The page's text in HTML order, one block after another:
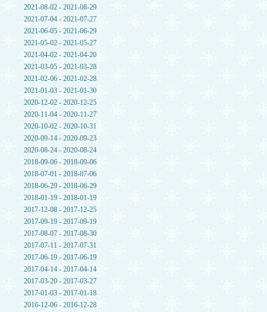
2021-08-02 - 2021-08-29
2021-07-04 - 2021-07-27
2021-06-05 - 2021-06-29
2021-05-02 - 2021-05-27
2021-04-02 - 2021-04-20
2021-03-05 - 2021-03-28
2021-02-06 - 2021-02-28
2021-01-03 - 2021-01-30
2020-12-02 - 2020-12-25
2020-11-04 - 2020-11-27
2020-10-02 - 2020-10-31
2020-09-14 - 2020-09-23
2020-08-24 - 2020-08-24
2018-09-06 - 2018-09-06
2018-07-01 - 2018-07-06
2018-06-29 - 2018-06-29
2018-01-19 - 2018-01-19
2017-12-08 - 2017-12-25
2017-09-19 - 2017-09-19
2017-08-07 - 2017-08-30
2017-07-11 - 2017-07-31
2017-06-19 - 2017-06-19
2017-04-14 - 2017-04-14
2017-03-20 - 2017-03-27
2017-01-03 - 2017-01-18
2016-12-06 - 2016-12-28